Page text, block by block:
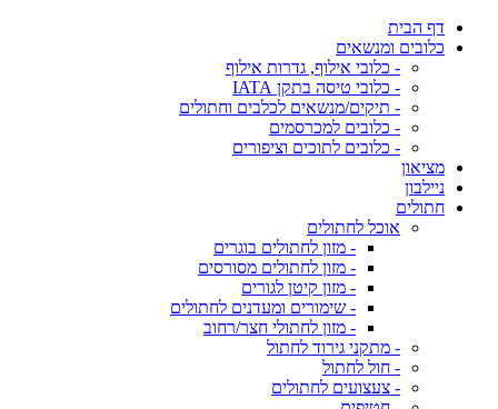
דף הבית
כלובים ומנשאים
- כלובי אילוף, גדרות אילוף
- כלובי טיסה בתקן IATA
- תיקים/מנשאים לכלבים וחתולים
- כלובים למכרסמים
- כלובים לתוכים וציפורים
מציאון
ניילבון
חתולים
אוכל לחתולים
- מזון לחתולים בוגרים
- מזון לחתולים מסורסים
- מזון קיטן לגורים
- שימורים ומעדנים לחתולים
- מזון לחתולי חצר/רחוב
- מתקני גירוד לחתול
- חול לחתול
- צעצועים לחתולים